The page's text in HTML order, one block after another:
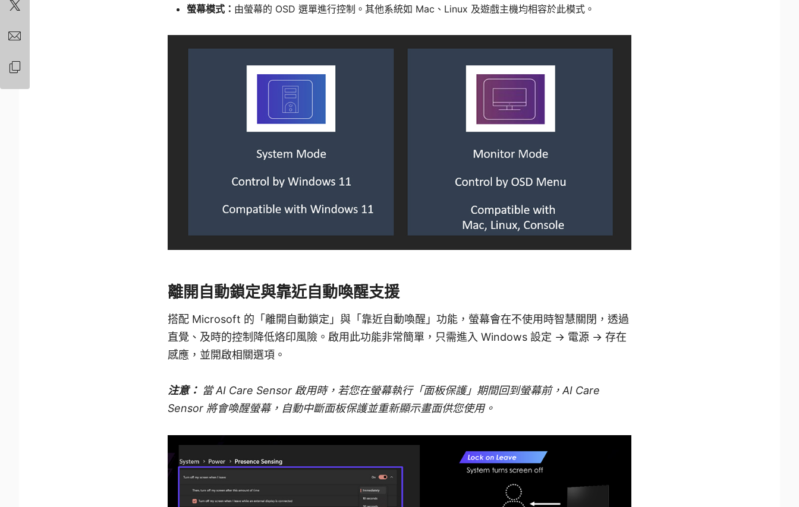
螢幕模式： 由螢幕的 OSD 選單進行控制。其他系統如 Mac、Linux 及遊戲主機均相容於此模式。
離開自動鎖定與靠近自動喚醒支援
搭配 Microsoft 的「離開自動鎖定」與「靠近自動喚醒」功能，螢幕會在不使用時智慧關閉，透過
直覺、及時的控制降低烙印風險。啟用此功能非常簡單，只需進入 Windows 設定 → 電源 → 存在
感應，並開啟相關選項。
注意： 當 AI Care Sensor 啟用時，若您在螢幕執行「面板保護」期間回到螢幕前，AI Care
Sensor 將會喚醒螢幕，自動中斷面板保護並重新顯示畫面供您使用。